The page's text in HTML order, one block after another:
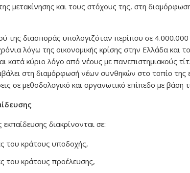
μετακίνησης και τους στόχους της, στη
της διασποράς υπολογιζόταν περίπου σε
λόγω της οικονομικής κρίσης στην Ελλάδα και
κατά κύριο λόγο από νέους με πανεπιστημιακούς
στη διαμόρφωσή νέων συνθηκών στο τοπίο της
σε μεθοδολογικό και οργανωτικό επίπεδο με βάση
διακρίνονται σε:
του κράτους υποδοχής,
του κράτους προέλευσης,